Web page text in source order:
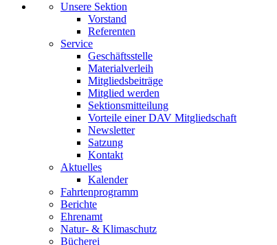
Unsere Sektion
Vorstand
Referenten
Service
Geschäftsstelle
Materialverleih
Mitgliedsbeiträge
Mitglied werden
Sektionsmitteilung
Vorteile einer DAV Mitgliedschaft
Newsletter
Satzung
Kontakt
Aktuelles
Kalender
Fahrtenprogramm
Berichte
Ehrenamt
Natur- & Klimaschutz
Bücherei